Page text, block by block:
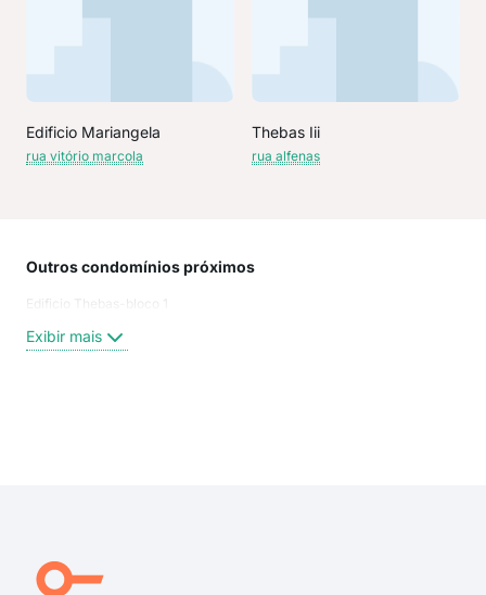
Edificio Mariangela
rua vitório marcola
Thebas Iii
rua alfenas
Outros condomínios próximos
Edificio Thebas-bloco 1
Exibir mais